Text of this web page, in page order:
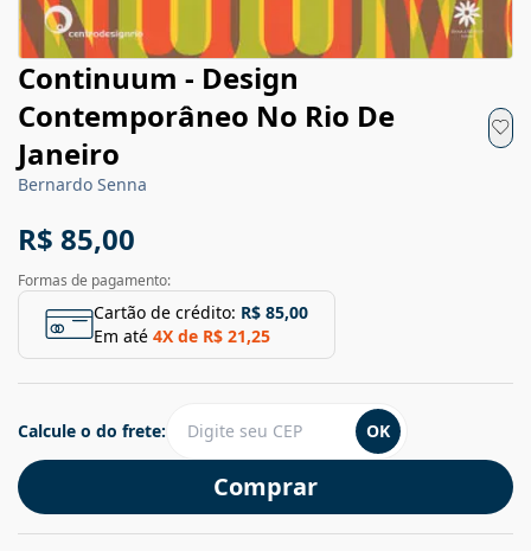
Continuum - Design
Contemporâneo No Rio De
Janeiro
Bernardo Senna
R$ 85,00
Formas de pagamento:
Cartão de crédito: R$ 85,00
Em até 4X de R$ 21,25
Comprar
Calcule o do frete: OK